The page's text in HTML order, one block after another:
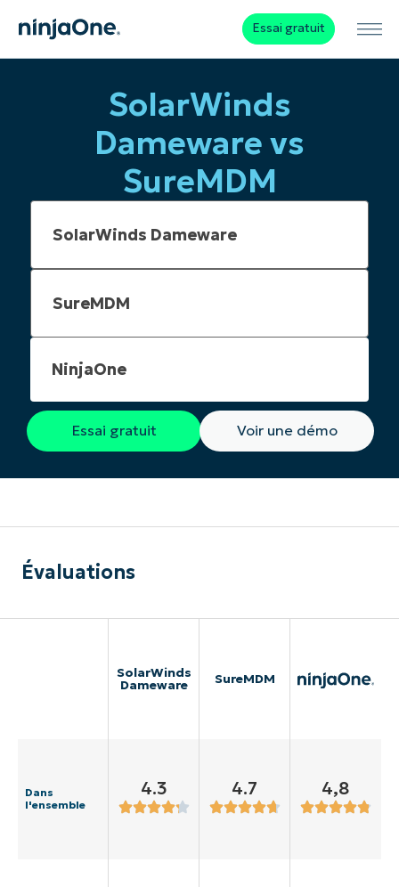
Essai gratuit
SolarWinds
Dameware vs
SureMDM
NinjaOne
Essai gratuit Voir une démo
Évaluations
SolarWinds
Dameware SureMDM
Dans
l'ensemble
4.3 4.7 4,8